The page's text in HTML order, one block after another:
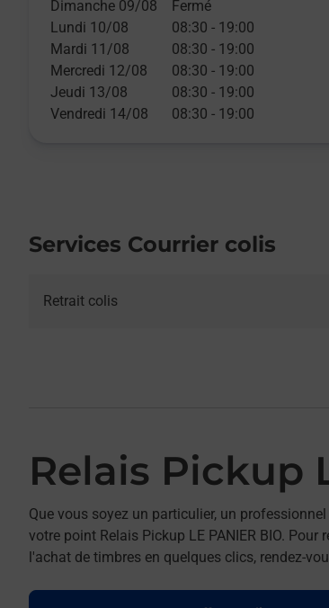
Dimanche 09/08
Fermé
Lundi 10/08
08:30 - 19:00
Mardi 11/08
08:30 - 19:00
Mercredi 12/08
08:30 - 19:00
Jeudi 13/08
08:30 - 19:00
Vendredi 14/08
08:30 - 19:00
Services Courrier colis
Retrait colis
Relais Pickup
Que vous soyez un particulier, un
votre point Relais Pickup LE PANIER BIO.
l'achat de timbres en quelques clics, rendez-